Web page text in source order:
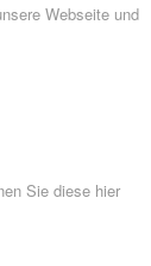
Webseite und
Sie diese hier